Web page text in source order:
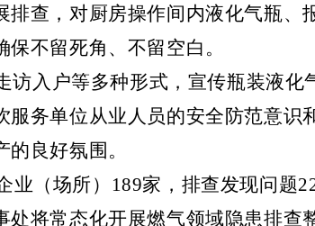
查，对厨房操作间内液化气瓶、
不留死角、不留空白。
访入户等多种形式，宣传瓶装液
务单位从业人员的安全防范意识
良好氛围。
（场所）189家，排查发现问题
将常态化开展燃气领域隐患排查